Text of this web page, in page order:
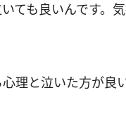
ても良いんです。
理と泣いた方が良